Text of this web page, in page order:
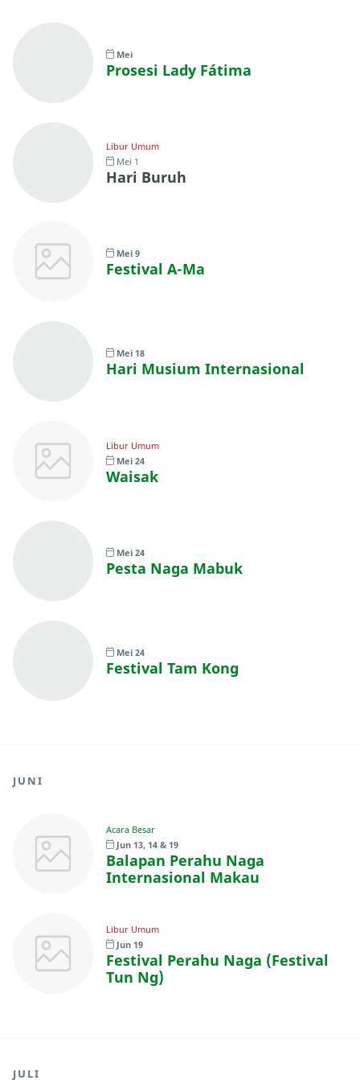
Mei
Prosesi Lady Fátima
Libur Umum
Mei 1
Hari Buruh
Mei 9
Festival A-Ma
Mei 18
Hari Musium Internasional
Libur Umum
Mei 24
Waisak
Mei 24
Pesta Naga Mabuk
Mei 24
Festival Tam Kong
JUNI
Acara Besar
Jun 13, 14 & 19
Balapan Perahu Naga
Internasional Makau
Libur Umum
Jun 19
Festival Perahu Naga (Festival
Tun Ng)
JULI